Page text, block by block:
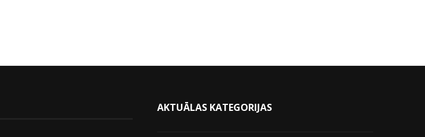
AKTUĀLAS KATEGORIJAS